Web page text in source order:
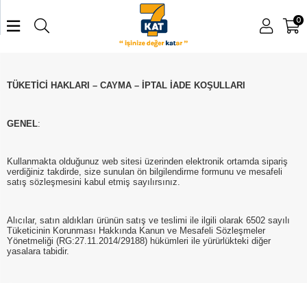
0
TÜKETİCİ HAKLARI – CAYMA – İPTAL İADE KOŞULLARI
GENEL:
Kullanmakta olduğunuz web sitesi üzerinden elektronik ortamda sipariş
verdiğiniz takdirde, size sunulan ön bilgilendirme formunu ve mesafeli
satış sözleşmesini kabul etmiş sayılırsınız.
Alıcılar, satın aldıkları ürünün satış ve teslimi ile ilgili olarak 6502 sayılı
Tüketicinin Korunması Hakkında Kanun ve Mesafeli Sözleşmeler
Yönetmeliği (RG:27.11.2014/29188) hükümleri ile yürürlükteki diğer
yasalara tabidir.